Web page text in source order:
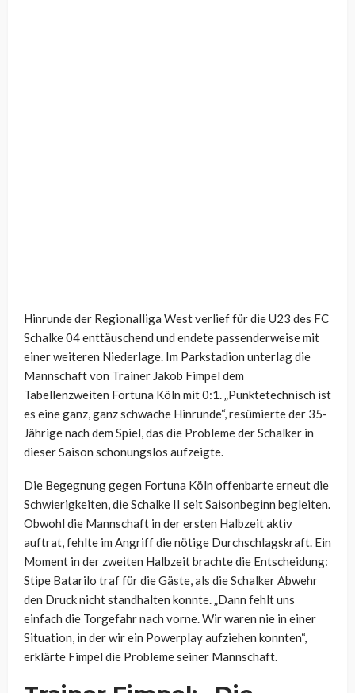
Hinrunde der Regionalliga West verlief für die U23 des FC
Schalke 04 enttäuschend und endete passenderweise mit
einer weiteren Niederlage. Im Parkstadion unterlag die
Mannschaft von Trainer Jakob Fimpel dem
Tabellenzweiten Fortuna Köln mit 0:1. „Punktetechnisch ist
es eine ganz, ganz schwache Hinrunde“, resümierte der 35-
Jährige nach dem Spiel, das die Probleme der Schalker in
dieser Saison schonungslos aufzeigte.
Die Begegnung gegen Fortuna Köln offenbarte erneut die
Schwierigkeiten, die Schalke II seit Saisonbeginn begleiten.
Obwohl die Mannschaft in der ersten Halbzeit aktiv
auftrat, fehlte im Angriff die nötige Durchschlagskraft. Ein
Moment in der zweiten Halbzeit brachte die Entscheidung:
Stipe Batarilo traf für die Gäste, als die Schalker Abwehr
den Druck nicht standhalten konnte. „Dann fehlt uns
einfach die Torgefahr nach vorne. Wir waren nie in einer
Situation, in der wir ein Powerplay aufziehen konnten“,
erklärte Fimpel die Probleme seiner Mannschaft.